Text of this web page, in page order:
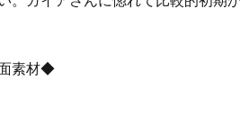
素材◆